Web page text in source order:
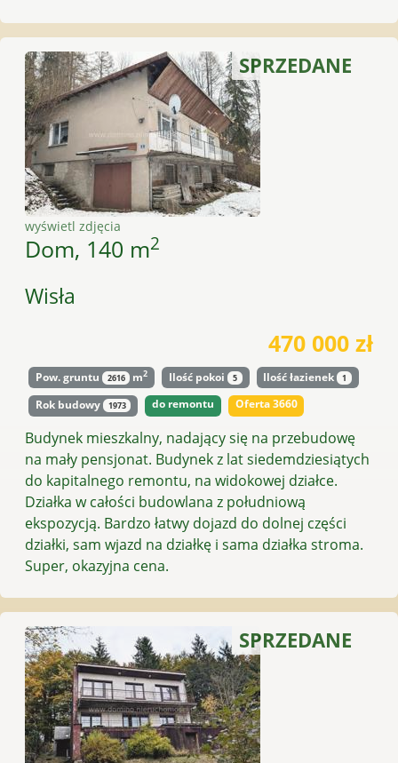
wyświetl zdjęcia
SPRZEDANE
Dom, 140 m2
Wisła
470 000 zł
Pow. gruntu 2616 m2 Ilość pokoi 5 Ilość łazienek 1
Rok budowy 1973 do remontu Oferta 3660
Budynek mieszkalny, nadający się na przebudowę
na mały pensjonat. Budynek z lat siedemdziesiątych
do kapitalnego remontu, na widokowej działce.
Działka w całości budowlana z południową
ekspozycją. Bardzo łatwy dojazd do dolnej części
działki, sam wjazd na działkę i sama działka stroma.
Super, okazyjna cena.
SPRZEDANE